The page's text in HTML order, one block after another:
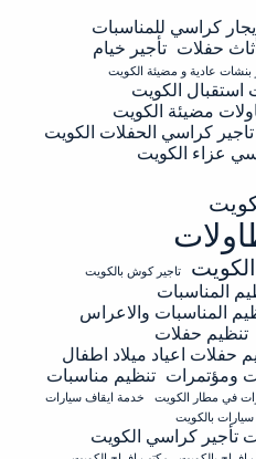
ايجار كراسي للمناسبات
حفلات تأجير خيام
بنشات عادية و مضيئة الكويت
استقبال الكويت
مضيئة الكويت
تاجير كراسي الحفلات الكويت
عزاء الكويت
تاجير كوش بالكويت
المناسبات
المناسبات والاعراس
تنظيم حفلات
حفلات اعياد ميلاد اطفال
ومؤتمرات تنظيم مناسبات
في مطار الكويت
خدمة ايقاف سيارات
بالكويت
تأجير كراسي الكويت